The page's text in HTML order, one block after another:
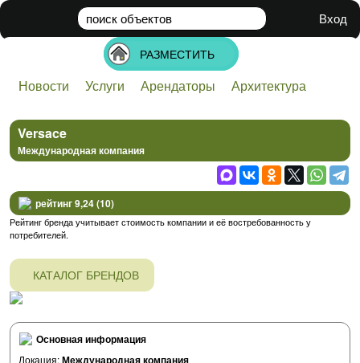
РАЗМЕСТИТЬ
поискобъектов Вход
Новости Услуги Арендаторы
Архитектура
Стартапы
Строительство Технологии
Versace
Международная компания
рейтинг 9,24 (10)
Рейтинг бренда учитывает стоимость компании и её востребованность у
потребителей.
КАТАЛОГ БРЕНДОВ
Основная информация
Локация:Международная компания